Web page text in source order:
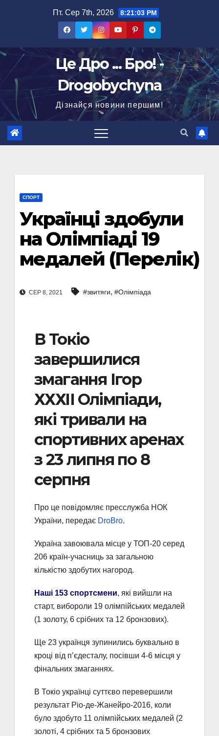
Пт. Сер 7th, 2026 8:21:04 PM
Це Дро ... Бро! -
Drogobychyna
Дізнайся новини першим!
СПОРТ
Українці здобули
на Олімпіаді 19
медалей (Перелік)
СЕР 8, 2021 #звитяги, #Олімпіада
В Токіо
завершилися
змагання Ігор
ХХХІІ Олімпіади,
які тривали на
спортивних аренах
з 23 липня по 8
серпня
Про це повідомляє пресслужба НОК
України, передає DroBro.
Україна завоювала місце у ТОП-20 серед
206 країн-учасниць за загальною
кількістю здобутих нагород.
Наші 153 спортсмени, які вийшли на
старт, вибороли 19 олімпійських медалей
(1 золоту, 6 срібних та 12 бронзових).
Ще 23 українця зупинились буквально в
кроці від п’єдесталу, посівши 4-6 місця у
фінальних змаганнях.
В Токіо українці суттєво перевершили
результат Ріо-де-Жанейро-2016, коли
було здобуто 11 олімпійських медалей (2
золоті, 4 срібних та 5 бронзових